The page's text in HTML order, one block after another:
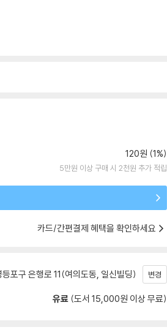
120원 (1%)
5만원 이상 구매 시 2천원 추가 적립
카드/간편결제 혜택을 확인하세요
포구 은행로 11(여의도동, 일신빌딩) 변경
유료 (도서 15,000원 이상 무료)